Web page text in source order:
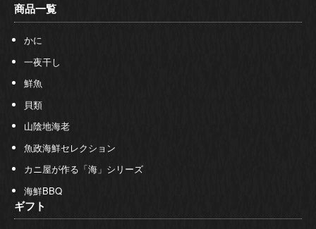
商品一覧
かに
一夜干し
鮮魚
貝類
山陰地海老
魚政海鮮セレクション
カニ屋が作る「海」シリーズ
海鮮BBQ
ギフト